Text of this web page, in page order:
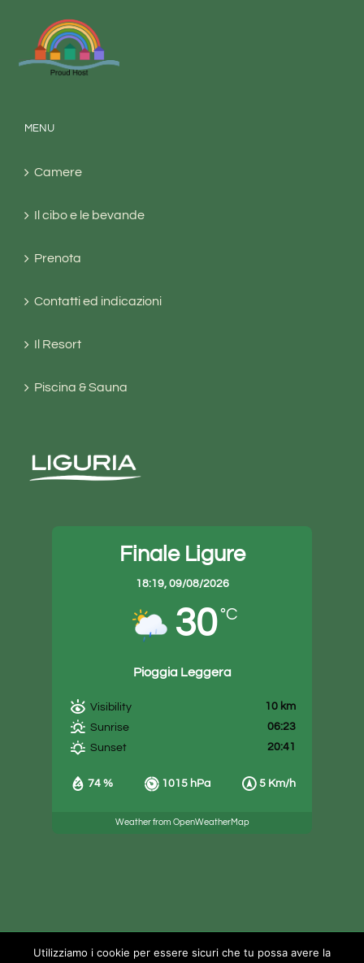
MENU
Camere
Il cibo e le bevande
Prenota
Contatti ed indicazioni
Il Resort
Piscina & Sauna
Finale Ligure
18:19, 09/08/2026
30 °C
Pioggia Leggera
74 % 1015 hPa 5 Km/h
Visibility
10 km
Sunrise
06:23
Sunset
20:41
Weather from OpenWeatherMap
Utilizziamo i cookie per essere sicuri che tu possa avere la